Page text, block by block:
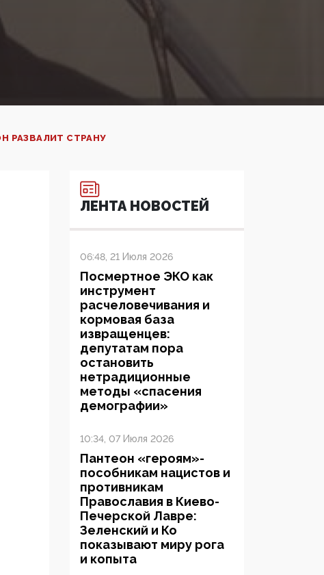
РАЗВАЛИТ СТРАНУ
ЛЕНТА НОВОСТЕЙ
06:48, 21 Июля 2026
Посмертное ЭКО как
инструмент
расчеловечивания и
кормовая база
извращенцев:
депутатам пора
остановить
нетрадиционные
методы «спасения
демографии»
10:34, 07 Июля 2026
Пантеон «героям»-
пособникам нацистов и
противникам
Православия в Киево-
Печерской Лавре:
Зеленский и Ко
показывают миру рога
и копыта